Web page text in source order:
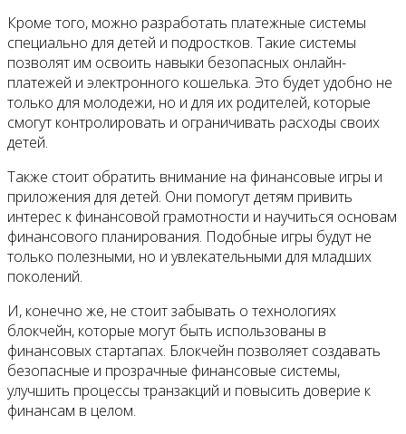
Кроме того, можно разработать платежные системы
специально для детей и подростков. Такие системы
позволят им освоить навыки безопасных онлайн-
платежей и электронного кошелька. Это будет удобно не
только для молодежи, но и для их родителей, которые
смогут контролировать и ограничивать расходы своих
детей.
Также стоит обратить внимание на финансовые игры и
приложения для детей. Они помогут детям привить
интерес к финансовой грамотности и научиться основам
финансового планирования. Подобные игры будут не
только полезными, но и увлекательными для младших
поколений.
И, конечно же, не стоит забывать о технологиях
блокчейн, которые могут быть использованы в
финансовых стартапах. Блокчейн позволяет создавать
безопасные и прозрачные финансовые системы,
улучшить процессы транзакций и повысить доверие к
финансам в целом.